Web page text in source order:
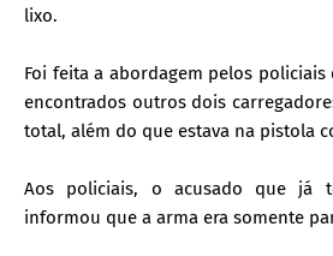
lixo.
Foi feita a abordagem pelos
encontrados outros dois
total, além do que estava na pistola
Aos policiais, o acusado que já
informou que a arma era somente